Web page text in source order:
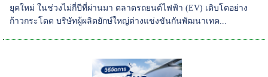
ยุคใหม่ ในช่วงไม่กี่ปีที่ผ่านมา ตลาดรถยนต์ไฟฟ้า (EV) เติบโตอย่าง
ก้าวกระโดด บริษัทผู้ผลิตยักษ์ใหญ่ต่างแข่งขันกันพัฒนาเทค...